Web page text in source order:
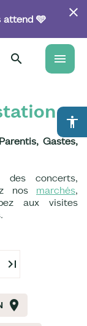
🩵
menu
accessibility
Gastes,
concerts,
nos marchés,
aux visites
last_page